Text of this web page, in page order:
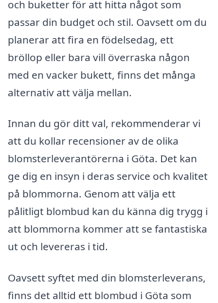
och buketter för att hitta något som
passar din budget och stil. Oavsett om du
planerar att fira en födelsedag, ett
bröllop eller bara vill överraska någon
med en vacker bukett, finns det många
alternativ att välja mellan.
Innan du gör ditt val, rekommenderar vi
att du kollar recensioner av de olika
blomsterleverantörerna i Göta. Det kan
ge dig en insyn i deras service och kvalitet
på blommorna. Genom att välja ett
pålitligt blombud kan du känna dig trygg i
att blommorna kommer att se fantastiska
ut och levereras i tid.
Oavsett syftet med din blomsterleverans,
finns det alltid ett blombud i Göta som